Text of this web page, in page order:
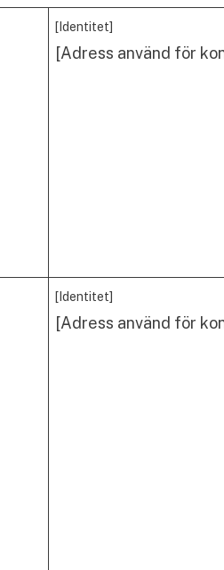
[Identitet]
[Adress använd för
[Identitet]
[Adress använd för